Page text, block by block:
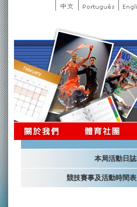
本局活動日誌
競技賽事及活動時間表